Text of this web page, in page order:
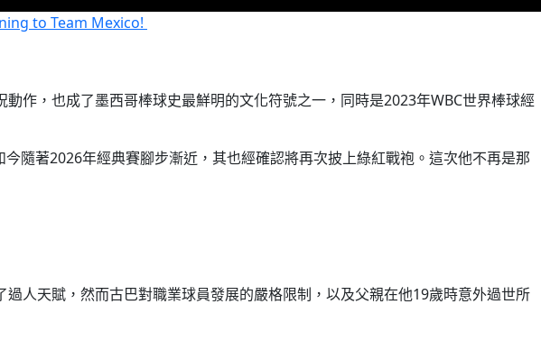
to Team Mexico!
作，也成了墨西哥棒球史最鮮明的文化符號之一，同時是2023年WBC世界棒球經
隨著2026年經典賽腳步漸近，其也經確認將再次披上綠紅戰袍。這次他不再是那
人天賦，然而古巴對職業球員發展的嚴格限制，以及父親在他19歲時意外過世所